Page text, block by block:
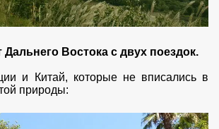
Дальнего Востока с двух поездок.
и Китай, которые не вписались в
природы: